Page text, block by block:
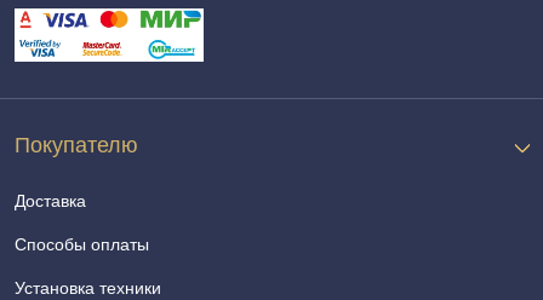
Покупателю
Доставка
Способы оплаты
Установка техники